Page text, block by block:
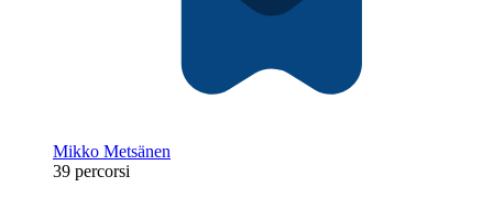
Mikko Metsänen
39 percorsi